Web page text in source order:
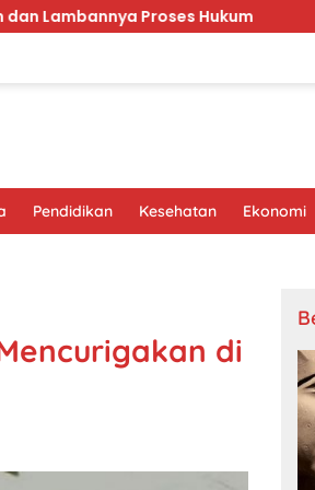
Proses Hukum MinyaKita
Pendidikan Kesehatan Ekonomi
di